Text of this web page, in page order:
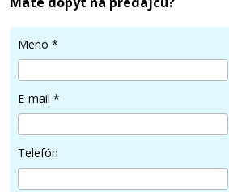
HP 508A, HP CF363A
257,90 €
Meno *
E-mail *
Telefón